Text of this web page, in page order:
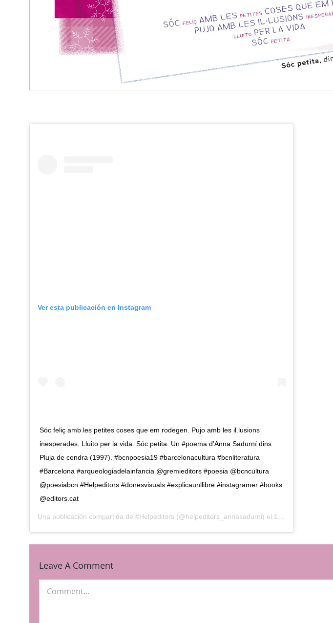
Ver esta publicación en Instagram
Sóc feliç amb les petites coses que em rodegen. Pujo amb les il.lusions
inesperades. Lluito per la vida. Sóc petita. Un #poema d’Anna Sadurní dins
Pluja de cendra (1997). #bcnpoesia19 #barcelonacultura #bcnliteratura
#Barcelona #arqueologiadelainfancia @gremieditors #poesia @bcncultura
@poesiabcn #Helpeditors #donesvisuals #explicaunllibre #instagramer #books
@editors.cat
Una publicación compartida de #Helpeditors (@helpeditors_annasadurni) el 12 May, 2019 a las 1:40 PDT
Leave A Comment
Comment